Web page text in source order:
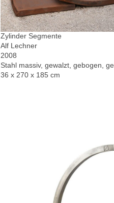
Zylinder Segmente
Alf Lechner
2008
Stahl massiv, gewalzt, gebogen,
36 x 270 x 185 cm